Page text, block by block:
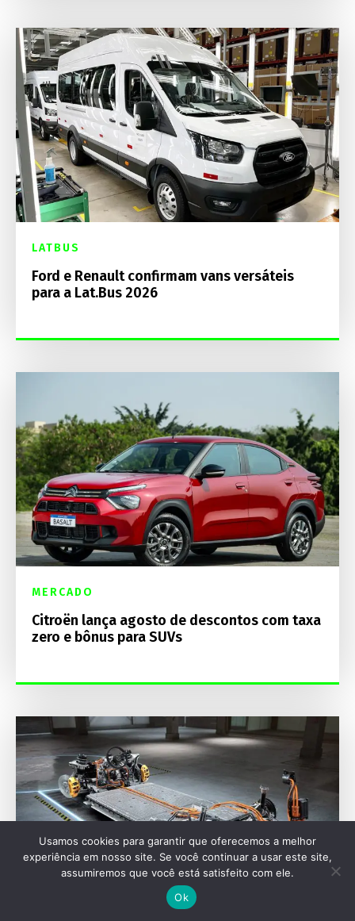
LATBUS
Ford e Renault confirmam vans versáteis
para a Lat.Bus 2026
MERCADO
Citroën lança agosto de descontos com taxa
zero e bônus para SUVs
Usamos cookies para garantir que oferecemos a melhor
experiência em nosso site. Se você continuar a usar este site,
assumiremos que você está satisfeito com ele.
Ok